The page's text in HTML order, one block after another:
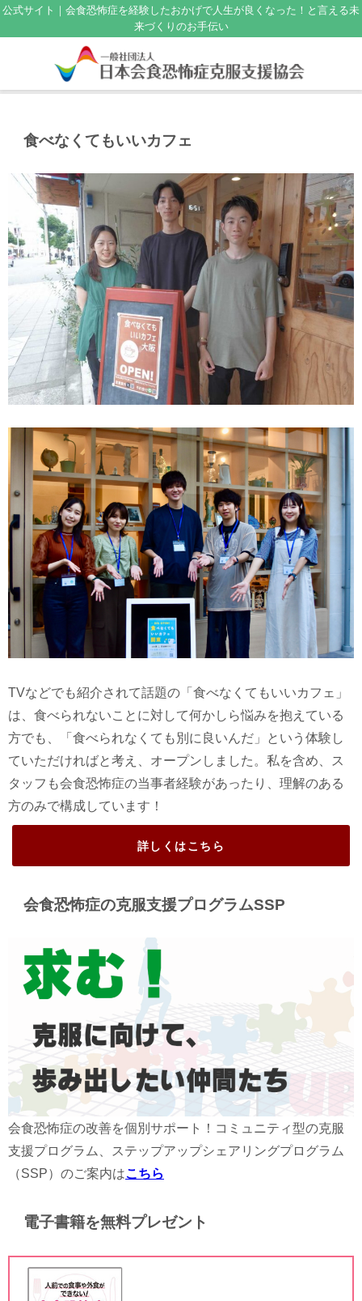
公式サイト｜会食恐怖症を経験したおかげで人生が良くなった！と言える未
来づくりのお手伝い
食べなくてもいいカフェ
TVなどでも紹介されて話題の「食べなくてもいいカフェ」
は、食べられないことに対して何かしら悩みを抱えている
方でも、「食べられなくても別に良いんだ」という体験し
ていただければと考え、オープンしました。私を含め、ス
タッフも会食恐怖症の当事者経験があったり、理解のある
方のみで構成しています！
詳しくはこちら
会食恐怖症の克服支援プログラムSSP
会食恐怖症の改善を個別サポート！コミュニティ型の克服
支援プログラム、ステップアップシェアリングプログラム
（SSP）のご案内はこちら
電子書籍を無料プレゼント